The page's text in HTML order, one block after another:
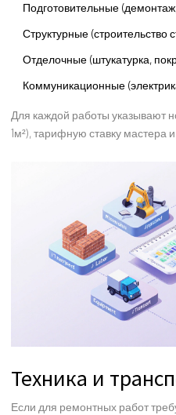
Подготовительные
Структурные (строительство
Отделочные (штукатурка,
Коммуникационные
Для каждой работы указывают
1м²), тарифную ставку мастера
Техника и
Если для ремонтных работ